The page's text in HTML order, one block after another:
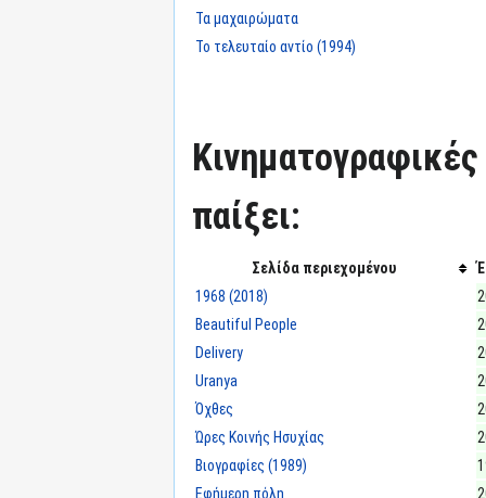
Τα μαχαιρώματα
Το τελευταίο αντίο (1994)
Κινηματογραφικές
παίξει:
Σελίδα περιεχομένου
1968 (2018)
Beautiful People
Delivery
Uranya
Όχθες
Ώρες Κοινής Ησυχίας
Βιογραφίες (1989)
Εφήμερη πόλη